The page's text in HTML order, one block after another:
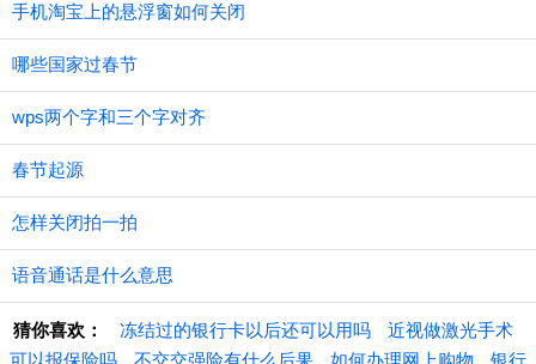
手机淘宝上的悬浮窗如何关闭
哪些国家过春节
wps两个字和三个字对齐
春节起源
怎样关闭拍一拍
语音通话是什么意思
猜你喜欢： 冻结过的银行卡以后还可以用吗
近视做激光手术
可以报保险吗
不交交强险有什么后果 如何办理网上购物 银行